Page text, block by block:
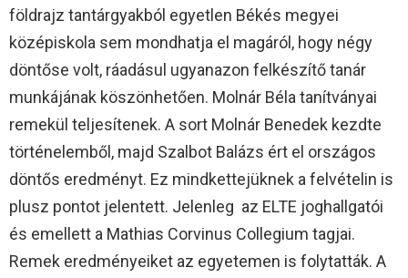
földrajz tantárgyakból egyetlen Békés megyei
középiskola sem mondhatja el magáról, hogy négy
döntőse volt, ráadásul ugyanazon felkészítő tanár
munkájának köszönhetően. Molnár Béla tanítványai
remekül teljesítenek. A sort Molnár Benedek kezdte
történelemből, majd Szalbot Balázs ért el országos
döntős eredményt. Ez mindkettejüknek a felvételin is
plusz pontot jelentett. Jelenleg az ELTE joghallgatói
és emellett a Mathias Corvinus Collegium tagjai.
Remek eredményeiket az egyetemen is folytatták. A